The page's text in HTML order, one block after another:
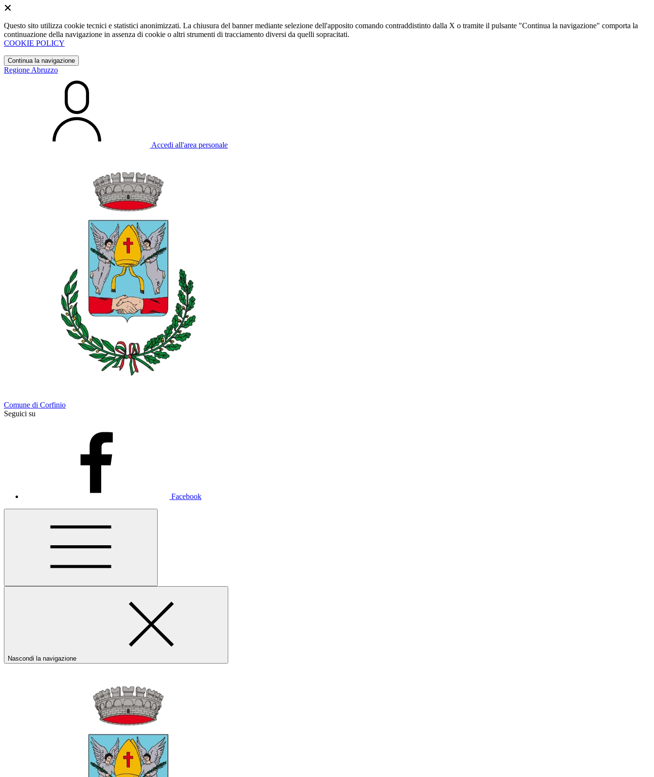
Questo sito utilizza cookie tecnici e statistici anonimizzati. La chiusura del banner mediante selezione dell'apposito comando contraddistinto dalla X o tramite il pulsante "Continua la navigazione" comporta la
continuazione della navigazione in assenza di cookie o altri strumenti di tracciamento diversi da quelli sopracitati.
COOKIE POLICY
Continua la navigazione
Regione Abruzzo
Accedi all'area personale
Comune di Corfinio
Seguici su
Facebook
Nascondi la navigazione